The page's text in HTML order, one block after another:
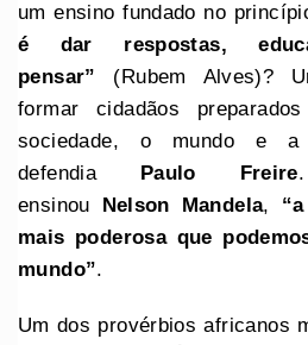
um ensino fundado no
é dar respostas,
pensar” (Rubem Alves)?
formar cidadãos
sociedade, o mundo e
defendia
Paulo Freire
ensinou
Nelson Mandela,
mais poderosa que
mundo”.
Um dos provérbios africanos